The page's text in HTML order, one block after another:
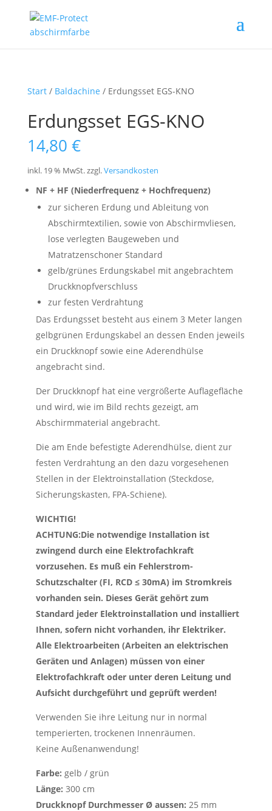
Start/ Baldachine / Erdungsset EGS-KNO
Erdungsset EGS-KNO
14,80 €
inkl. 19 % MwSt.zzgl.Versandkosten
NF + HF (Niederfrequenz + Hochfrequenz)
zur sicheren Erdung und Ableitung von
Abschirmtextilien, sowie von Abschirmvliesen,
lose verlegten Baugeweben und
Matratzenschoner Standard
gelb/grünes Erdungskabel mit angebrachtem
Druckknopfverschluss
zur festen Verdrahtung
Das Erdungsset besteht aus einem 3 Meter langen
gelbgrünen Erdungskabel an dessen Enden jeweils
ein Druckknopf sowie eine Aderendhülse
angebracht sind.
Der Druckknopf hat eine vergrößerte Auflagefläche
und wird, wie im Bild rechts gezeigt, am
Abschirmmaterial angebracht.
Die am Ende befestigte Aderendhülse, dient zur
festen Verdrahtung an den dazu vorgesehenen
Stellen in der Elektroinstallation (Steckdose,
Sicherungskasten, FPA-Schiene).
WICHTIG!
ACHTUNG:Die notwendige Installation ist
zwingend durch eine Elektrofachkraft
vorzusehen. Es muß ein Fehlerstrom-
Schutzschalter (FI, RCD ≤ 30mA) im Stromkreis
vorhanden sein. Dieses Gerät gehört zum
Standard jeder Elektroinstallation und installiert
Ihnen, sofern nicht vorhanden, ihr Elektriker.
Alle Elektroarbeiten (Arbeiten an elektrischen
Geräten und Anlagen) müssen von einer
Elektrofachkraft oder unter deren Leitung und
Aufsicht durchgeführt und geprüft werden!
Verwenden Sie ihre Leitung nur in normal
temperierten, trockenen Innenräumen.
Keine Außenanwendung!
Farbe: gelb / grün
Länge: 300 cm
Druckknopf Durchmesser Ø aussen: 25 mm